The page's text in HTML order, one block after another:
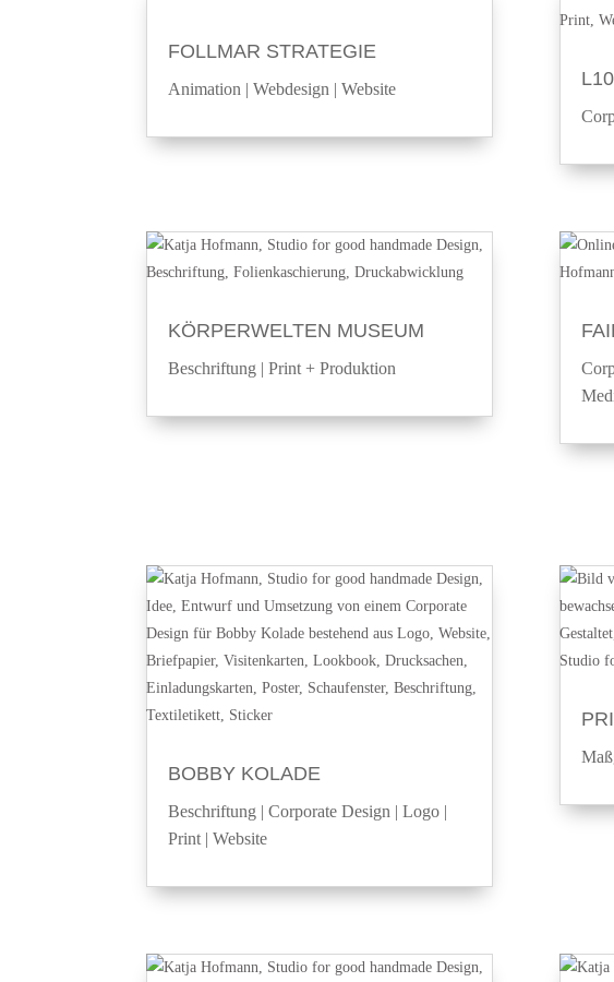
FOLLMAR STRATEGIE
Animation |Webdesign |Website
KÖRPERWELTEN MUSEUM
Beschriftung |Print + Produktion
BOBBY KOLADE
Beschriftung |Corporate Design |Logo |
Print |Website